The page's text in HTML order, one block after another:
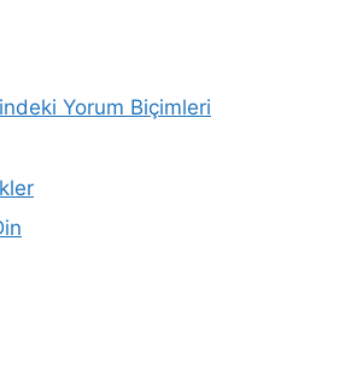
Yorum Biçimleri